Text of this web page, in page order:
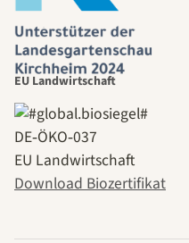
EU Landwirtschaft
DE‑ÖKO‑037
EU Landwirtschaft
Download Biozertifikat